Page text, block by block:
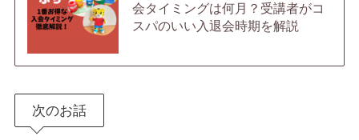
会タイミングは何月？受講者がコ
スパのいい入退会時期を解説
次のお話